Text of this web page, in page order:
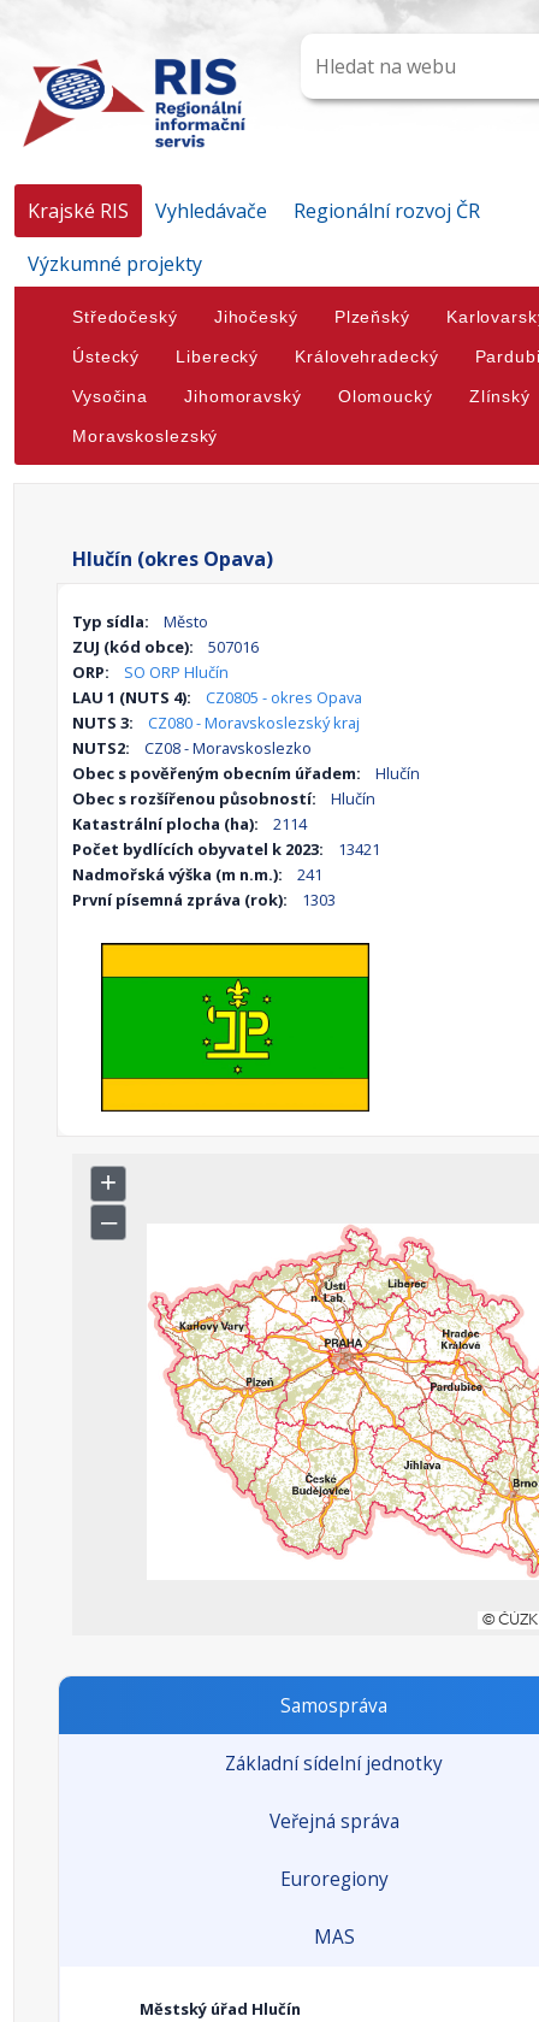
Krajské RIS Vyhledávače
Regionální rozvoj ČR
Výzkumné projekty
Středočeský Jihočeský Plzeňský
Ústecký Liberecký Královehradecký
Vysočina Jihomoravský Olomoucký Zlínský
Moravskoslezský
Hlučín (okres Opava)
Typ sídla:
Město
ZUJ (kód obce):
507016
ORP:
SO ORP Hlučín
LAU 1 (NUTS 4):
CZ0805 - okres Opava
NUTS 3:
CZ080 - Moravskoslezský kraj
NUTS2:
CZ08 - Moravskoslezko
Obec s pověřeným obecním úřadem:
Hlučín
Obec s rozšířenou působností:
Hlučín
Katastrální plocha (ha):
2114
Počet bydlících obyvatel k 2023:
13421
Nadmořská výška (m n.m.):
241
První písemná zpráva (rok):
1303
Samospráva
Základní sídelní jednotky
Veřejná správa
Euroregiony
MAS
Městský úřad Hlučín